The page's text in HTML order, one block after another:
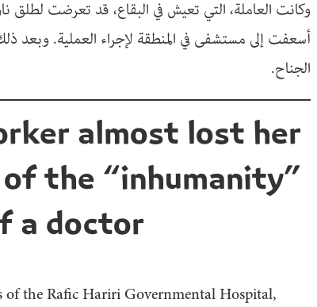
وكانت العاملة، التي تعيش في البقاع، قد تعرضت لطلق
أسعفت إلى مستشفى في المنطقة لإجراء العملية. وبعد
الجناح.
almost lost her
of the “inhumanity”
a doctor
the Rafic Hariri Governmental Hospital,